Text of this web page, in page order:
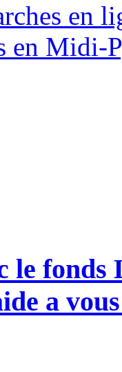
en
en Midi-
le
a